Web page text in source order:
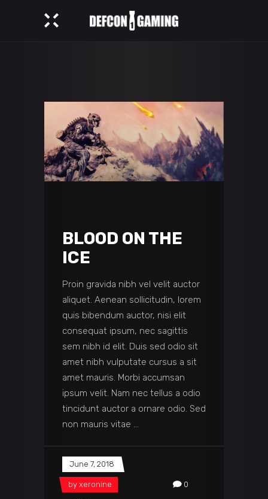
BLOOD ON THE
ICE
Proin gravida nibh vel velit auctor
aliquet. Aenean sollicitudin, lorem
quis bibendum auctor, nisi elit
consequat ipsum, nec sagittis
sem nibh id elit. Duis sed odio sit
amet nibh vulputate cursus a sit
amet mauris. Morbi accumsan
ipsum velit. Nam nec tellus a odio
tincidunt auctor a ornare odio. Sed
non mauris vitae
June 7, 2018
by xeronine 0